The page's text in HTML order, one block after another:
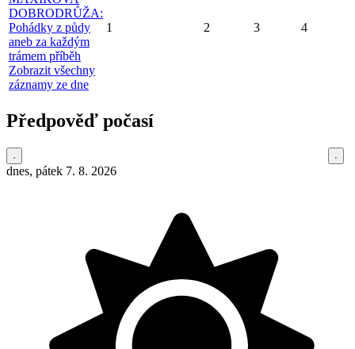
DOBRODRŮŽA:
Pohádky z půdy
aneb za každým
trámem příběh
Zobrazit všechny
záznamy ze dne
1 2 3 4
Předpověď počasí
dnes, pátek 7. 8. 2026